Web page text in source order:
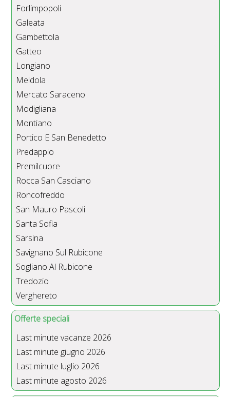
Forlimpopoli
Galeata
Gambettola
Gatteo
Longiano
Meldola
Mercato Saraceno
Modigliana
Montiano
Portico E San Benedetto
Predappio
Premilcuore
Rocca San Casciano
Roncofreddo
San Mauro Pascoli
Santa Sofia
Sarsina
Savignano Sul Rubicone
Sogliano Al Rubicone
Tredozio
Verghereto
Offerte speciali
Last minute vacanze 2026
Last minute giugno 2026
Last minute luglio 2026
Last minute agosto 2026